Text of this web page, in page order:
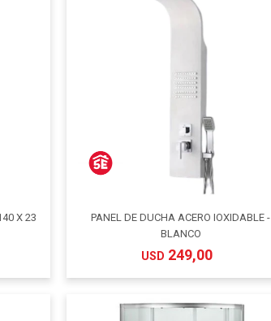
X 23
PANEL DE DUCHA ACERO IOXIDABLE -
BLANCO
USD 249,00